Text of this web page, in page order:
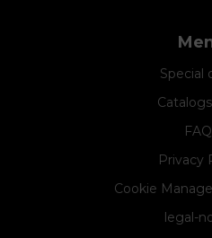
Special
Privacy
Cookie
legal-